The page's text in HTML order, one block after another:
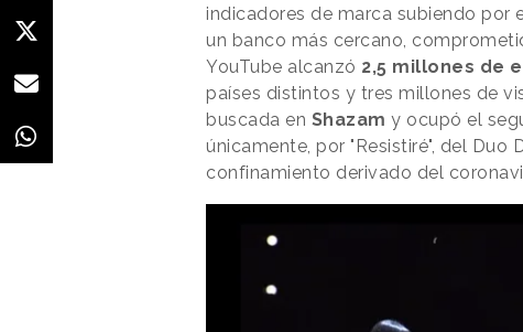
indicadores de marca subiendo por
un banco más cercano,
YouTube alcanzó 2,5 millones de
países distintos y tres millones de
buscada en Shazam y ocupó el
únicamente, por "Resistiré", del
confinamiento derivado del